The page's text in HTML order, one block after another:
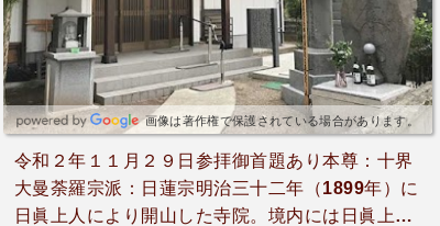
画像は著作権で保護されている場合があります。
令和２年１１月２９日参拝御首題あり本尊：十界
大曼荼羅宗派：日蓮宗明治三十二年（1899年）に
日眞上人により開山した寺院。境内には日眞上人